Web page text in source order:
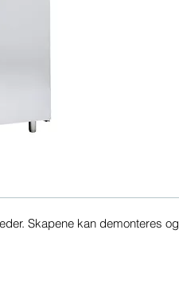
Skapene kan demonteres og